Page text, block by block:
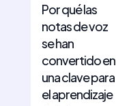
Por qué las
notas de voz
se han
convertido en
una clave para
el aprendizaje